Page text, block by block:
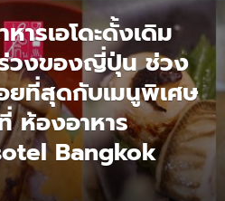
ารเอโดะดั้งเดิม
วงของญี่ปุ่น ช่วง
ยที่สุดกับเมนูพิเศษ
ห้องอาหาร
Bangkok